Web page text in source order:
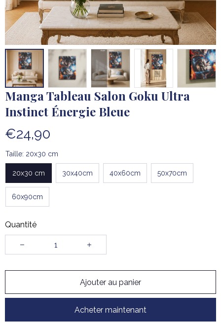
Manga Tableau Salon Goku Ultra
Instinct Énergie Bleue
€24,90
Taille: 20x30 cm
20x30 cm 30x40cm 40x60cm 50x70cm
60x90cm
Quantité
Ajouter au panier
Acheter maintenant